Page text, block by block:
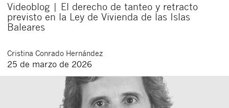
Videoblog | El derecho de tanteo y retracto
previsto en la Ley de Vivienda de las Islas
Baleares
Cristina Conrado Hernández
25 de marzo de 2026